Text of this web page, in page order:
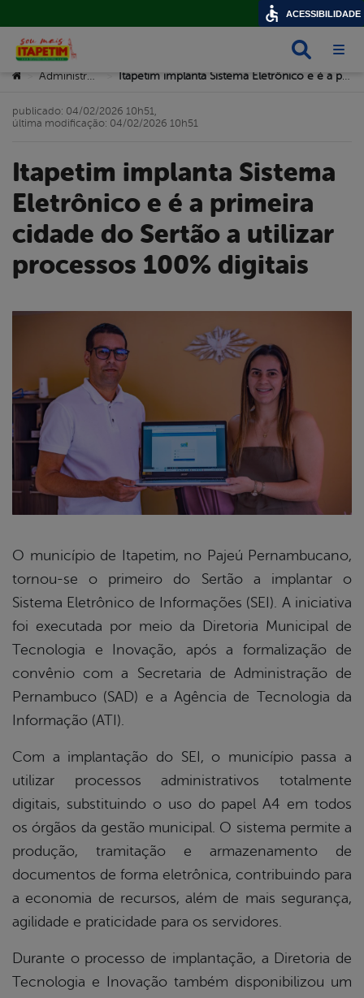
Você está aqui:
> Administração > Itapetim implanta Sistema Eletrônico e é a primeira cidade do Sertão a utilizar processos 100% digitais
Itapetim implanta Sistema
Eletrônico e é a primeira
cidade do Sertão a utilizar
processos 100% digitais
publicado: 04/02/2026 10h51,
última modificação: 04/02/2026 10h51
O município de Itapetim, no Pajeú Pernambucano,
tornou-se o primeiro do Sertão a implantar o
Sistema Eletrônico de Informações (SEI). A iniciativa
foi executada por meio da Diretoria Municipal de
Tecnologia e Inovação, após a formalização de
convênio com a Secretaria de Administração de
Pernambuco (SAD) e a Agência de Tecnologia da
Informação (ATI).
Com a implantação do SEI, o município passa a
utilizar processos administrativos totalmente
digitais, substituindo o uso do papel A4 em todos
os órgãos da gestão municipal. O sistema permite a
produção, tramitação e armazenamento de
documentos de forma eletrônica, contribuindo para
a economia de recursos, além de mais segurança,
agilidade e praticidade para os servidores.
Durante o processo de implantação, a Diretoria de
Tecnologia e Inovação também disponibilizou um
ACESSIBILIDADE